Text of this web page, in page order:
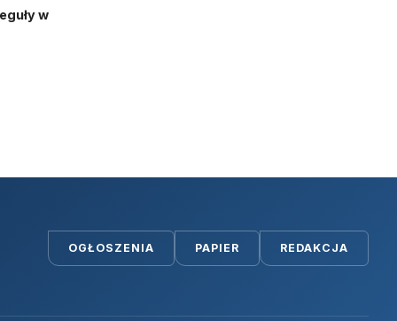
w
OGŁOSZENIA PAPIER REDAKCJA